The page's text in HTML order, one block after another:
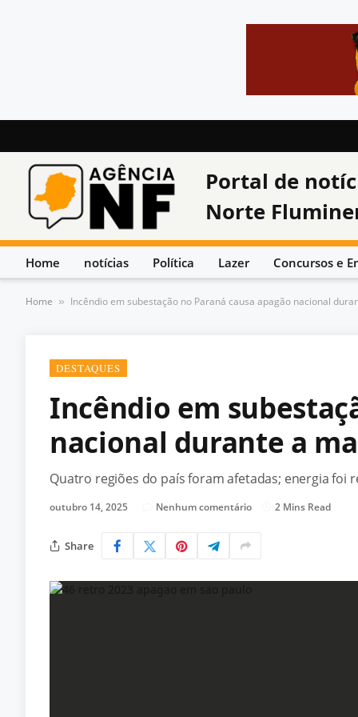
Portal de
Norte
Home notícias Política Lazer Concursos e
Home » Incêndio em subestação no Paraná causa apagão nacional
DESTAQUES
Incêndio em
nacional durante a
Quatro regiões do país foram afetadas; energia foi
outubro 14, 2025 Nenhum comentário 2 Mins Read
Share